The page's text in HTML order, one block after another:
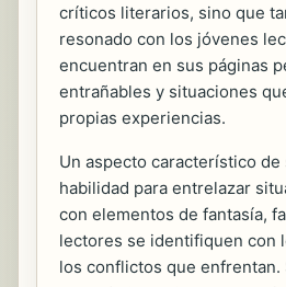
críticos literarios, sino que
resonado con los jóvenes
encuentran en sus páginas
entrañables y situaciones
propias experiencias.
Un aspecto característico
habilidad para entrelazar
con elementos de fantasía,
lectores se identifiquen con
los conflictos que enfrentan.